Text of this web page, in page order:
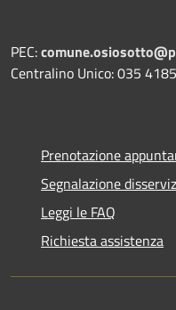
PEC:
Centralino Unico: 035
Prenotazione
Segnalazione
Leggi le FAQ
Richiesta assistenza